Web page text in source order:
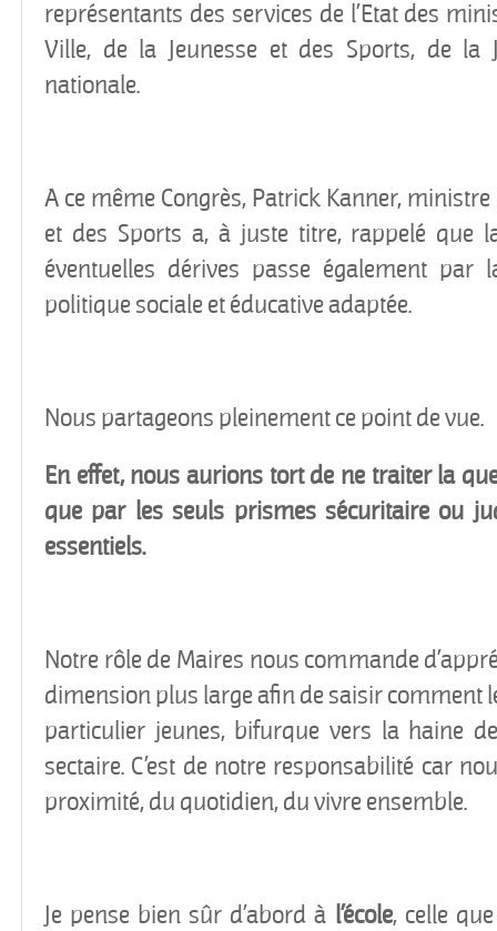
représentants des services de l’Etat des
Ville, de la Jeunesse et des Sports, de la
nationale.
A ce même Congrès, Patrick Kanner, ministre
et des Sports a, à juste titre, rappelé que
éventuelles dérives passe également
politique sociale et éducative adaptée.
Nous partageons pleinement ce point de vue.
En effet, nous aurions tort de ne traiter la
que par les seuls prismes sécuritaire ou
essentiels.
Notre rôle de Maires nous commande
dimension plus large afin de saisir comment
particulier jeunes, bifurque vers la haine de
sectaire. C’est de notre responsabilité car
proximité, du quotidien, du vivre ensemble.
Je pense bien sûr d’abord à l’école, celle